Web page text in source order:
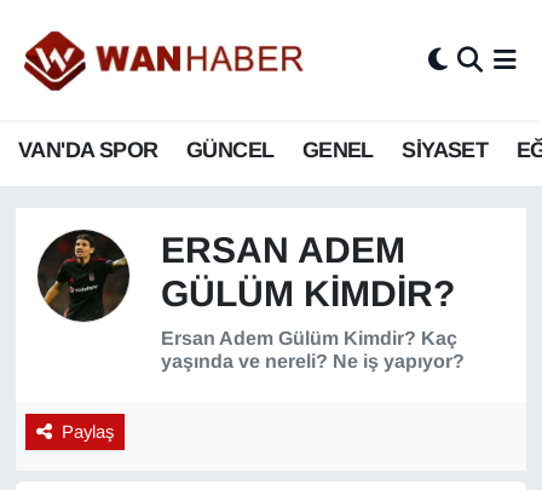
VAN'DA SPOR GÜNCEL GENEL SİYASET
ERSAN ADEM
GÜLÜM KIMDIR?
Ersan Adem Gülüm Kimdir? Kaç
yaşında ve nereli? Ne iş yapıyor?
Paylaş
3.SAYFA
ASAYİŞ
Biyografi
Bölge Haberleri
Van Nöbetçi Eczaneler
Van Hava Durumu
Van Trafik Yoğunluk Haritası
Süper Lig Puan Durumu ve Fikstür